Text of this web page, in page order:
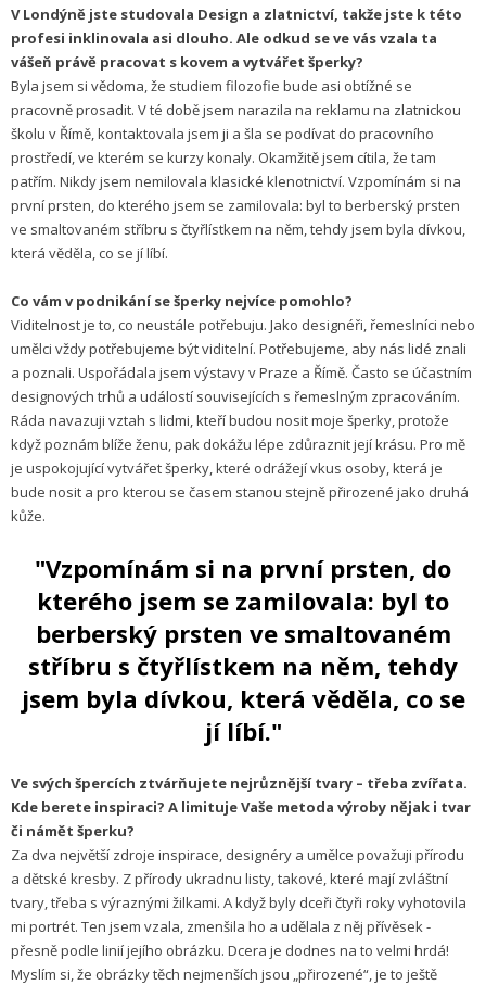
V Londýně jste studovala Design a zlatnictví, takže jste k této
profesi inklinovala asi dlouho. Ale odkud se ve vás vzala ta
vášeň právě pracovat s kovem a vytvářet šperky?
Byla jsem si vědoma, že studiem filozofie bude asi obtížné se
pracovně prosadit. V té době jsem narazila na reklamu na zlatnickou
školu v Římě, kontaktovala jsem ji a šla se podívat do pracovního
prostředí, ve kterém se kurzy konaly. Okamžitě jsem cítila, že tam
patřím. Nikdy jsem nemilovala klasické klenotnictví. Vzpomínám si na
první prsten, do kterého jsem se zamilovala: byl to berberský prsten
ve smaltovaném stříbru s čtyřlístkem na něm, tehdy jsem byla dívkou,
která věděla, co se jí líbí.
Co vám v podnikání se šperky nejvíce pomohlo?
Viditelnost je to, co neustále potřebuju. Jako designéři, řemeslníci nebo
umělci vždy potřebujeme být viditelní. Potřebujeme, aby nás lidé znali
a poznali. Uspořádala jsem výstavy v Praze a Římě. Často se účastním
designových trhů a událostí souvisejících s řemeslným zpracováním.
Ráda navazuji vztah s lidmi, kteří budou nosit moje šperky, protože
když poznám blíže ženu, pak dokážu lépe zdůraznit její krásu. Pro mě
je uspokojující vytvářet šperky, které odrážejí vkus osoby, která je
bude nosit a pro kterou se časem stanou stejně přirozené jako druhá
kůže.
"Vzpomínám si na první prsten, do
kterého jsem se zamilovala: byl to
berberský prsten ve smaltovaném
stříbru s čtyřlístkem na něm, tehdy
jsem byla dívkou, která věděla, co se
jí líbí."
Ve svých špercích ztvárňujete nejrůznější tvary – třeba zvířata.
Kde berete inspiraci? A limituje Vaše metoda výroby nějak i tvar
či námět šperku?
Za dva největší zdroje inspirace, designéry a umělce považuji přírodu
a dětské kresby. Z přírody ukradnu listy, takové, které mají zvláštní
tvary, třeba s výraznými žilkami. A když byly dceři čtyři roky vyhotovila
mi portrét. Ten jsem vzala, zmenšila ho a udělala z něj přívěsek -
přesně podle linií jejího obrázku. Dcera je dodnes na to velmi hrdá!
Myslím si, že obrázky těch nejmenších jsou „přirozené“, je to ještě